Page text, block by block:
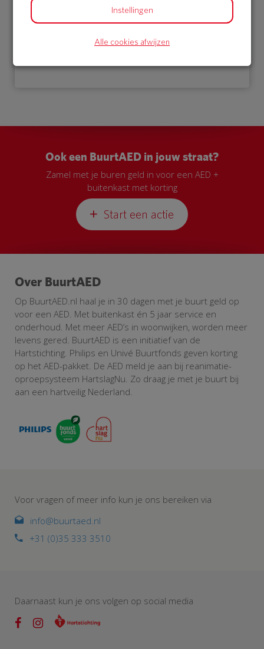
Bekijk alle donateurs
Ook een BuurtAED in jouw straat?
Zamel met je buren geld in voor een AED +
buitenkast met korting
Start een actie
Over BuurtAED
Op BuurtAED.nl haal je in 30 dagen met je buurt geld op
voor een AED. Met buitenkast én 5 jaar service en
onderhoud. Met meer AED’s in woonwijken, worden meer
levens gered. BuurtAED is een initiatief van de
Hartstichting. Philips en Univé Buurtfonds geven korting
op het AED-pakket. De AED meld je aan bij reanimatie-
oproepsysteem HartslagNu. Zo draag je met je buurt bij
aan een hartveilig Nederland.
Voor vragen of meer info kun je ons bereiken via
info@buurtaed.nl
+31 (0)35 333 3510
Daarnaast kun je ons volgen op social media
Instellingen
Alle cookies afwijzen